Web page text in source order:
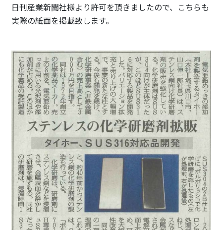
日刊産業新聞社様より許可を頂きましたので、こちらも
実際の紙面を掲載致します。